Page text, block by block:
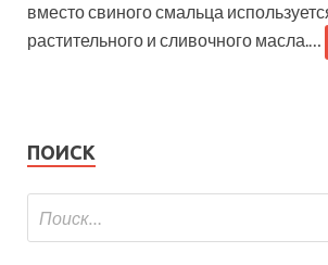
вместо свиного смальца
растительного и сливочного масла.…
ПОИСК